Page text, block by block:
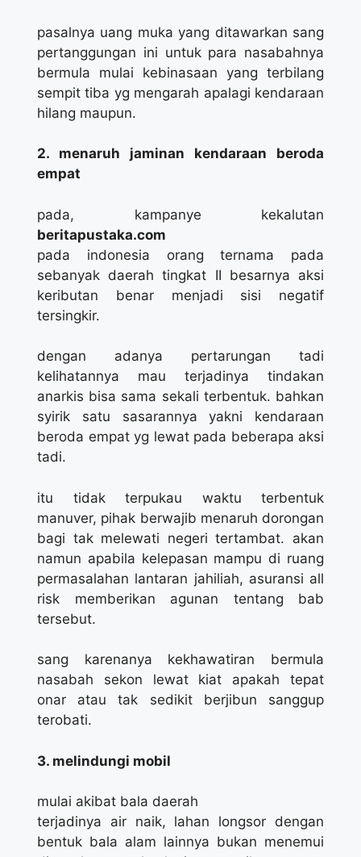
pasalnya uang muka yang ditawarkan sang
pertanggungan ini untuk para nasabahnya
bermula mulai kebinasaan yang terbilang
sempit tiba yg mengarah apalagi kendaraan
hilang maupun.
2. menaruh jaminan kendaraan beroda
empat
pada, kampanye kekalutan
beritapustaka.com
pada indonesia orang ternama pada
sebanyak daerah tingkat II besarnya aksi
keributan benar menjadi sisi negatif
tersingkir.
dengan adanya pertarungan tadi
kelihatannya mau terjadinya tindakan
anarkis bisa sama sekali terbentuk. bahkan
syirik satu sasarannya yakni kendaraan
beroda empat yg lewat pada beberapa aksi
tadi.
itu tidak terpukau waktu terbentuk
manuver, pihak berwajib menaruh dorongan
bagi tak melewati negeri tertambat. akan
namun apabila kelepasan mampu di ruang
permasalahan lantaran jahiliah, asuransi all
risk memberikan agunan tentang bab
tersebut.
sang karenanya kekhawatiran bermula
nasabah sekon lewat kiat apakah tepat
onar atau tak sedikit berjibun sanggup
terobati.
3. melindungi mobil
mulai akibat bala daerah
terjadinya air naik, lahan longsor dengan
bentuk bala alam lainnya bukan menemui